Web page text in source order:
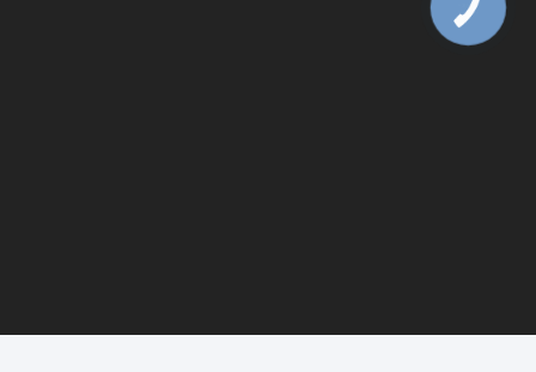
КНОПКА
ЗВ'ЯЗКУ